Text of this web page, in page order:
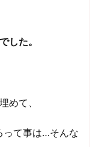
した。
めて、
って事は…そんな